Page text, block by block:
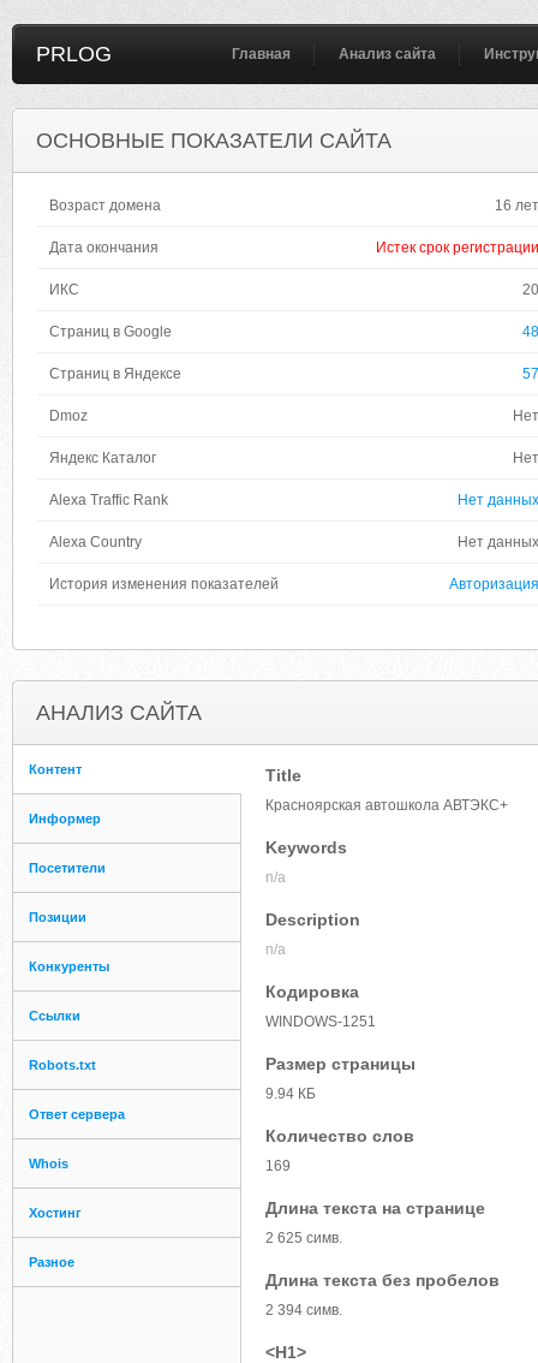
PRLOG Главная Анализ сайта
ОСНОВНЫЕ ПОКАЗАТЕЛИ САЙТА
Возраст домена 16 лет
Дата окончания Истек срок регистрации
ИКС 20
Страниц в Google 48
Страниц в Яндексе 57
Dmoz Нет
Яндекс Каталог Нет
Alexa Traffic Rank Нет данных
Alexa Country Нет данных
История изменения показателей Авторизация
АНАЛИЗ САЙТА
Контент
Информер
Посетители
Позиции
Конкуренты
Ссылки
Robots.txt
Ответ сервера
Whois
Хостинг
Разное
Title
Красноярская автошкола АВТЭКС+
Keywords
n/a
Description
n/a
Кодировка
WINDOWS-1251
Размер страницы
9.94 КБ
Количество слов
169
Длина текста на странице
2 625 симв.
Длина текста без пробелов
2 394 симв.
<H1>